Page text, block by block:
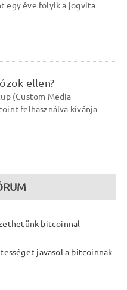
egy éve folyik a jogvita
ellen?
(Custom Media
felhasználva kívánja
bitcoinnal
javasol a bitcoinnak